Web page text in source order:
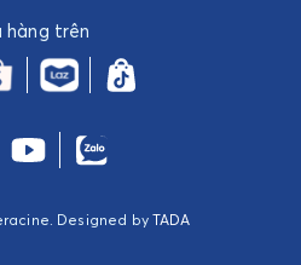
Designed by TADA
hàng trên